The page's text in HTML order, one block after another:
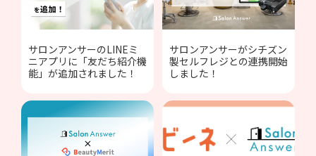
サロンアンサーのLINEミ
ニアプリに「友だち紹介機
能」が追加されました！
サロンアンサーがシチズン
製セルフレジとの連携開始
しました！